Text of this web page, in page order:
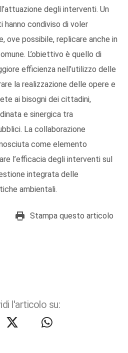
degli interventi. Un
condiviso di voler
ove possibile, replicare anche in
L’obiettivo è quello di
efficienza nell’utilizzo delle
la realizzazione delle opere e
ai bisogni dei cittadini,
e sinergica tra
La collaborazione
come elemento
l’efficacia degli interventi sul
integrata delle
ambientali.
Stampa questo articolo
l'articolo su: